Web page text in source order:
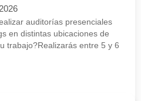
auditorías presenciales
en distintas ubicaciones de
trabajo?Realizarás entre 5 y 6